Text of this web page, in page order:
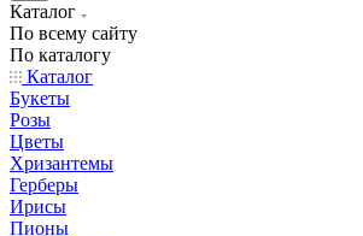
Каталог
По всему сайту
По каталогу
Каталог
Букеты
Розы
Цветы
Хризантемы
Герберы
Ирисы
Пионы